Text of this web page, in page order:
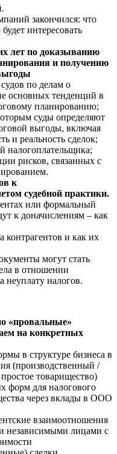
закончился: что
интересовать
лет по доказыванию
и получению
по делам о
основных тенденций в
планированию;
суды определяют
выгоды, включая
и реальность сделок;
рисков, связанных с
к
судебной практики.
или формальный
к доначислениям – как
контрагентов и как их
могут стать
в отношении
неуплату налогов.
«провальные»
на конкретных
в структуре бизнеса в
(производственный /
товарищество)
форм для налогового
через вклады в ООО
взаимоотношения
независимыми лицами с